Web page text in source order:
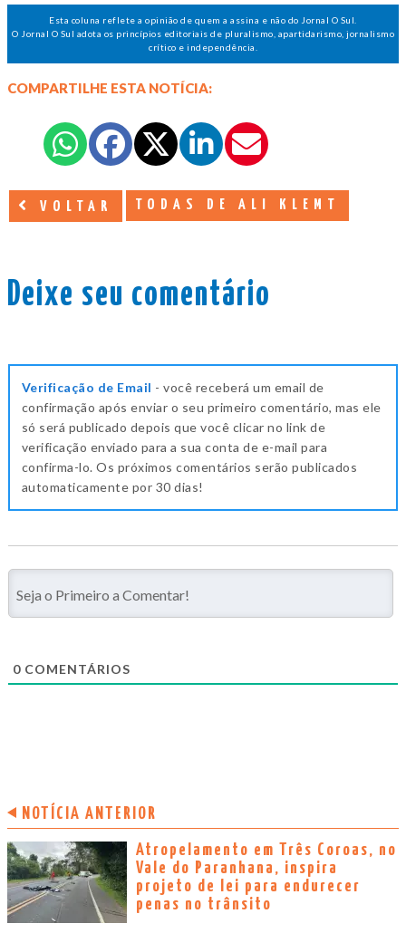
Esta coluna reflete a opinião de quem a assina e não do Jornal O Sul.
O Jornal O Sul adota os princípios editoriais de pluralismo, apartidarismo, jornalismo
crítico e independência.
COMPARTILHE ESTA NOTÍCIA:
VOLTAR TODAS DE ALI KLEMT
Deixe seu comentário
Verificação de Email - você receberá um email de
confirmação após enviar o seu primeiro comentário, mas ele
só será publicado depois que você clicar no link de
verificação enviado para a sua conta de e-mail para
confirma-lo. Os próximos comentários serão publicados
automaticamente por 30 dias!
0 COMENTÁRIOS
NOTÍCIA ANTERIOR
Atropelamento em Três Coroas, no
Vale do Paranhana, inspira
projeto de lei para endurecer
penas no trânsito